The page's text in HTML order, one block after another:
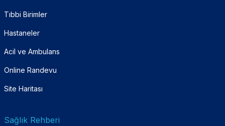
Tıbbi Birimler
Hastaneler
Acil ve Ambulans
Online Randevu
Site Haritası
Sağlık Rehberi